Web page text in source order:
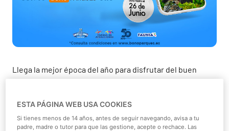
Llega la mejor época del año para disfrutar del buen
tiempo y del ocio al aire libre.El veranoya está aquí y
ofrecemos una oferta que no puedes dejar escapar.
40% de descuento en el Bono Oro*!
ESTA PÁGINA WEB USA COOKIES
Si tienes menos de 14 años, antes de seguir navegando, avisa a tu
padre, madre o tutor para que las gestione, acepte o rechace. Las